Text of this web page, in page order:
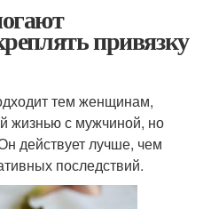
привязку
тем женщинам,
жизнью с мужчиной, но
действует лучше, чем
последствий.